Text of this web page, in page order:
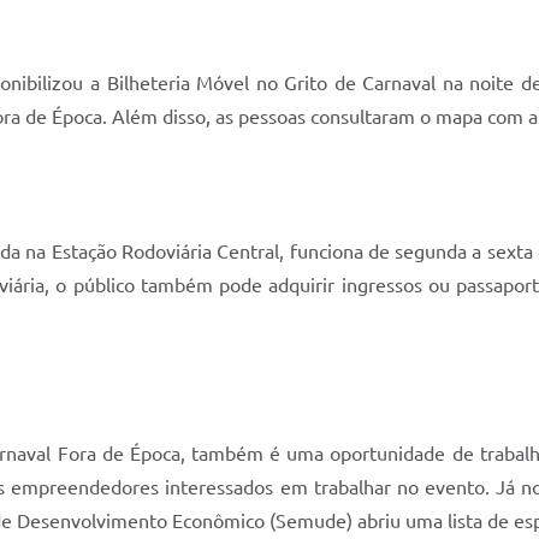
a Bilheteria Móvel no Grito de Carnaval na noite
de Época. Além disso, as pessoas consultaram o mapa
na Estação Rodoviária Central, funciona de segunda a
o público também pode adquirir ingressos ou
Fora de Época, também é uma oportunidade de
interessados em trabalhar no evento. Já
Desenvolvimento Econômico (Semude) abriu uma lista de